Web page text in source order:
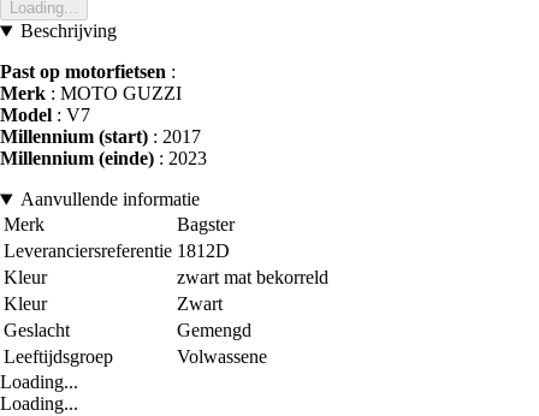
Loading...
Beschrijving
Past op motorfietsen :
Merk : MOTO GUZZI
Model : V7
Millennium (start) : 2017
Millennium (einde) : 2023
Aanvullende informatie
Merk
Bagster
Leveranciersreferentie 1812D
Kleur
zwart mat bekorreld
Kleur
Zwart
Geslacht
Gemengd
Leeftijdsgroep
Volwassene
Loading...
Loading...